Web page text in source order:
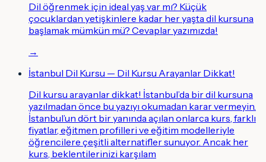
Dil öğrenmek için ideal yaş var mı? Küçük
çocuklardan yetişkinlere kadar her yaşta dil kursuna
başlamak mümkün mü? Cevaplar yazımızda!
→
İstanbul Dil Kursu — Dil Kursu Arayanlar Dikkat!
Dil kursu arayanlar dikkat! İstanbul’da bir dil kursuna
yazılmadan önce bu yazıyı okumadan karar vermeyin.
İstanbul’un dört bir yanında açılan onlarca kurs, farklı
fiyatlar, eğitmen profilleri ve eğitim modelleriyle
öğrencilere çeşitli alternatifler sunuyor. Ancak her
kurs, beklentilerinizi karşılam